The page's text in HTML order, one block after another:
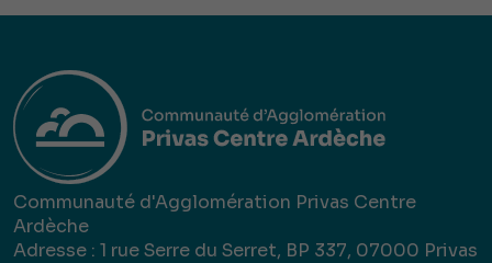
Communauté d'Agglomération Privas Centre
Ardèche
Adresse : 1 rue Serre du Serret, BP 337, 07000 Privas